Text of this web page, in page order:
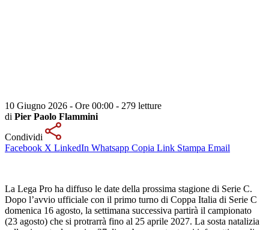
10 Giugno 2026 - Ore 00:00 - 279 letture
di Pier Paolo Flammini
Condividi
Facebook X LinkedIn Whatsapp Copia Link Stampa Email
La Lega Pro ha diffuso le date della prossima stagione di Serie C.
Dopo l’avvio ufficiale con il primo turno di Coppa Italia di Serie C
domenica 16 agosto, la settimana successiva partirà il campionato
(23 agosto) che si protrarrà fino al 25 aprile 2027. La sosta natalizia